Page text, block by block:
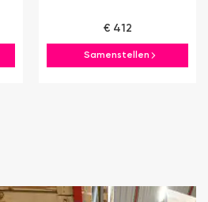
€ 412
Samenstellen